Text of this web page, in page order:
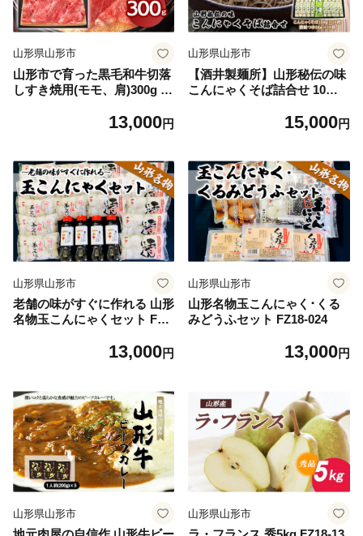
山形県山形市
山形市で育った黒毛和牛切落
しすき焼用(モモ、肩)300g 牛
り落とし すき焼 赤身 高橋畜
13,000円
山形県山形市
【酒井製麺所】山形秘伝の味
こんにゃくそば詰合せ 10把(2
15,000円
山形県山形市
老舗の味がすぐに作れる 山形
名物玉こんにゃくセット FZ1
13,000円
山形県山形市
山形名物玉こんにゃく･くる
みどうふセット FZ18-024
13,000円
山形県山形市 山形県山形市